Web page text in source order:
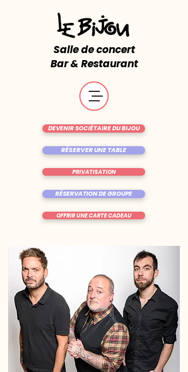
Salle de concert
Bar & Restaurant
RÉSERVER UNE TABLE
OFFRIR UNE CARTE CADEAU
DEVENIR SOCIÉTAIRE DU BIJOU
RÉSERVATION DE GROUPE
PRIVATISATION